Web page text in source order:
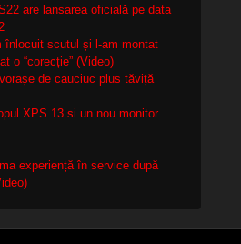
are lansarea oficială pe data
înlocuit scutul și l-am montat
o “corecție” (Video)
de cauciuc plus tăviță
XPS 13 si un nou monitor
experiență în service după